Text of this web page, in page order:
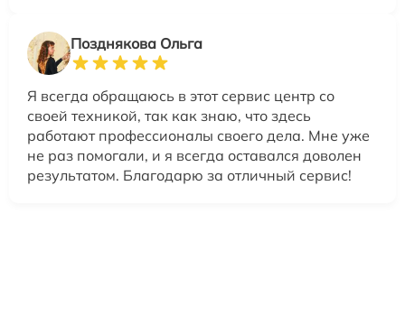
Позднякова Ольга
Я всегда обращаюсь в этот сервис центр со
своей техникой, так как знаю, что здесь
работают профессионалы своего дела. Мне уже
не раз помогали, и я всегда оставался доволен
результатом. Благодарю за отличный сервис!